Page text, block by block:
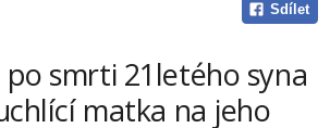
Sdílet
po smrti 21letého syna
matka na jeho